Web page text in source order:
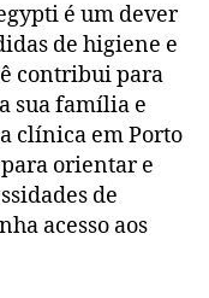
é um dever
de higiene e
contribui para
sua família e
clínica em Porto
orientar e
de
acesso aos